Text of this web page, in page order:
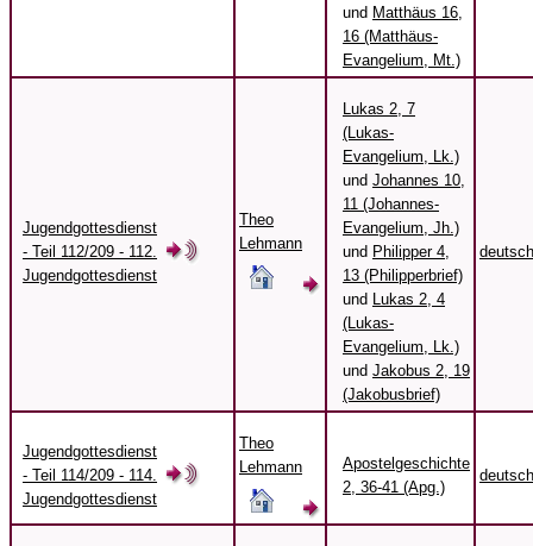
und Matthäus 16,
16 (Matthäus-
Evangelium, Mt.)
Jugendgottesdienst
- Teil 112/209 - 112.
Jugendgottesdienst
Theo
Lehmann
Lukas 2, 7
(Lukas-
Evangelium, Lk.)
und Johannes 10,
11 (Johannes-
Evangelium, Jh.)
und Philipper 4,
13 (Philipperbrief)
und Lukas 2, 4
(Lukas-
Evangelium, Lk.)
und Jakobus 2, 19
(Jakobusbrief)
deutsch
Jugendgottesdienst
- Teil 114/209 - 114.
Jugendgottesdienst
Theo
Lehmann
Apostelgeschichte
2, 36-41 (Apg.)
deutsch